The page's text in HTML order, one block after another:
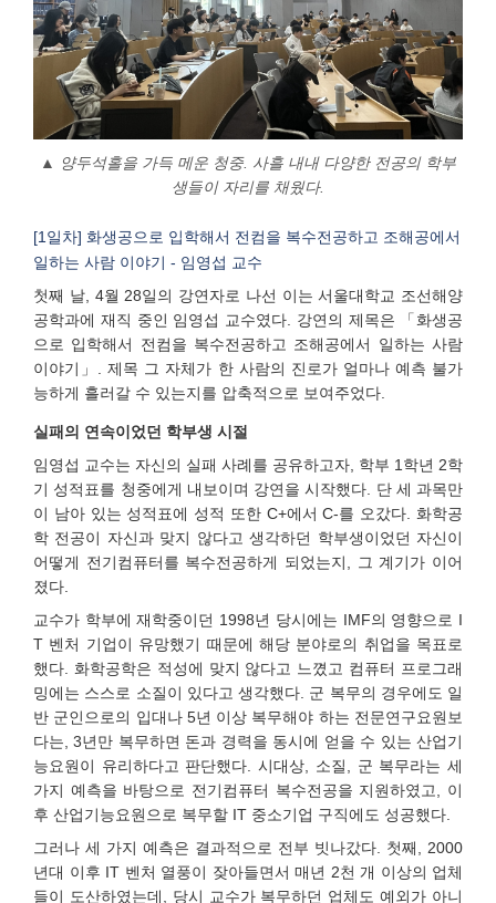
▲
양두석홀을 가득 메운 청중. 사흘 내내 다양한 전공의 학부
생들이 자리를 채웠다.
[1일차] 화생공으로 입학해서 전컴을 복수전공하고 조해공에서
일하는 사람 이야기 - 임영섭 교수
첫째 날, 4월 28일의 강연자로 나선 이는 서울대학교 조선해양
공학과에 재직 중인 임영섭 교수였다. 강연의 제목은 「화생공
으로 입학해서 전컴을 복수전공하고 조해공에서 일하는 사람
이야기」. 제목 그 자체가 한 사람의 진로가 얼마나 예측 불가
능하게 흘러갈 수 있는지를 압축적으로 보여주었다.
실패의 연속이었던 학부생 시절
임영섭 교수는 자신의 실패 사례를 공유하고자, 학부 1학년 2학
기 성적표를 청중에게 내보이며 강연을 시작했다. 단 세 과목만
이 남아 있는 성적표에 성적 또한 C+에서 C-를 오갔다. 화학공
학 전공이 자신과 맞지 않다고 생각하던 학부생이었던 자신이
어떻게 전기컴퓨터를 복수전공하게 되었는지, 그 계기가 이어
졌다.
교수가 학부에 재학중이던 1998년 당시에는 IMF의 영향으로 I
T 벤처 기업이 유망했기 때문에 해당 분야로의 취업을 목표로
했다. 화학공학은 적성에 맞지 않다고 느꼈고 컴퓨터 프로그래
밍에는 스스로 소질이 있다고 생각했다. 군 복무의 경우에도 일
반 군인으로의 입대나 5년 이상 복무해야 하는 전문연구요원보
다는, 3년만 복무하면 돈과 경력을 동시에 얻을 수 있는 산업기
능요원이 유리하다고 판단했다. 시대상, 소질, 군 복무라는 세
가지 예측을 바탕으로 전기컴퓨터 복수전공을 지원하였고, 이
후 산업기능요원으로 복무할 IT 중소기업 구직에도 성공했다.
그러나 세 가지 예측은 결과적으로 전부 빗나갔다. 첫째, 2000
년대 이후 IT 벤처 열풍이 잦아들면서 매년 2천 개 이상의 업체
들이 도산하였는데, 당시 교수가 복무하던 업체도 예외가 아니